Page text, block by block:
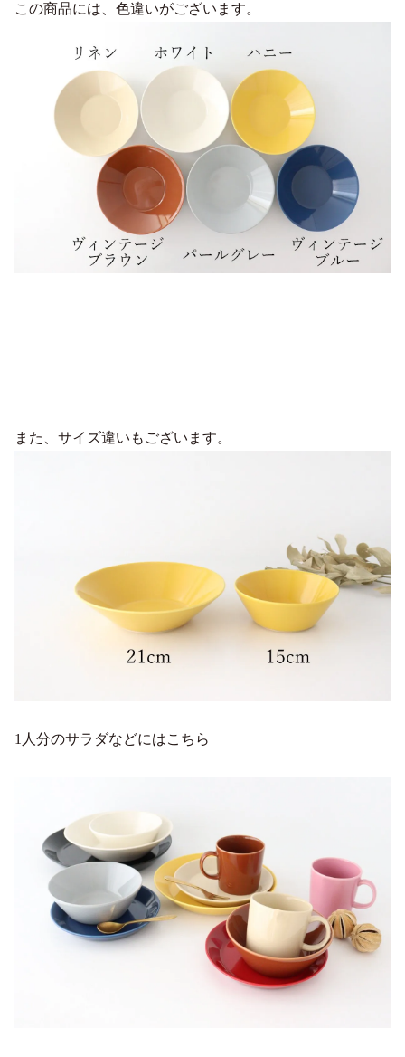
この商品には、色違いがございます。
また、サイズ違いもございます。
1人分のサラダなどにはこちら